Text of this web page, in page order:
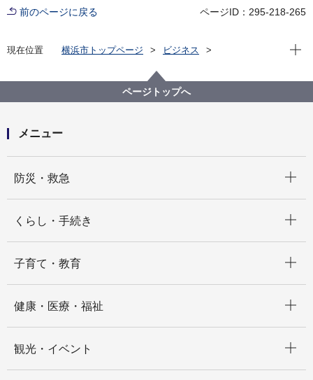
前のページに戻る ページID：295-218-265
現在位置 横浜市トップページ
ビジネス
大気・悪臭
現在
ページトップへ
メニュー
防災・救急
くらし・手続き
子育て・教育
健康・医療・福祉
観光・イベント